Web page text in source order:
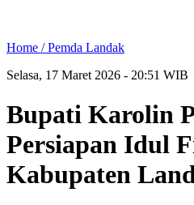
Home /Pemda Landak
Selasa, 17 Maret 2026 - 20:51 WIB
Bupati Karolin
Persiapan Idul
Kabupaten